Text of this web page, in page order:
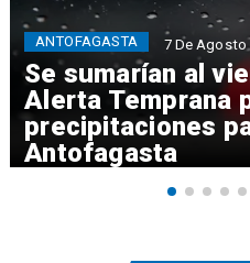
Se sumarían al
Alerta Temprana
precipitaciones
Antofagasta
ANTOFAGASTA 7 De Agosto